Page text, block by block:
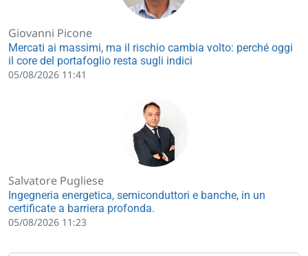
Giovanni Picone
Mercati ai massimi, ma il rischio cambia volto: perché oggi
il core del portafoglio resta sugli indici
05/08/2026 11:41
Salvatore Pugliese
Ingegneria energetica, semiconduttori e banche, in un
certificate a barriera profonda.
05/08/2026 11:23